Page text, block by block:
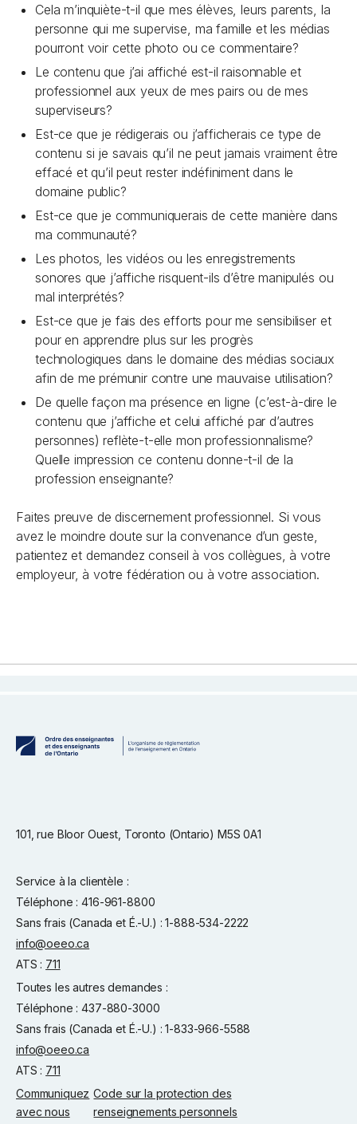
Cela m’inquiète-t-il que mes élèves, leurs parents, la
personne qui me supervise, ma famille et les médias
pourront voir cette photo ou ce commentaire?
Le contenu que j’ai affiché est-il raisonnable et
professionnel aux yeux de mes pairs ou de mes
superviseurs?
Est-ce que je rédigerais ou j’afficherais ce type de
contenu si je savais qu’il ne peut jamais vraiment être
effacé et qu’il peut rester indéfiniment dans le
domaine public?
Est-ce que je communiquerais de cette manière dans
ma communauté?
Les photos, les vidéos ou les enregistrements
sonores que j’affiche risquent-ils d’être manipulés ou
mal interprétés?
Est-ce que je fais des efforts pour me sensibiliser et
pour en apprendre plus sur les progrès
technologiques dans le domaine des médias sociaux
afin de me prémunir contre une mauvaise utilisation?
De quelle façon ma présence en ligne (c’est-à-dire le
contenu que j’affiche et celui affiché par d’autres
personnes) reflète-t-elle mon professionnalisme?
Quelle impression ce contenu donne-t-il de la
profession enseignante?
Faites preuve de discernement professionnel. Si vous
avez le moindre doute sur la convenance d’un geste,
patientez et demandez conseil à vos collègues, à votre
employeur, à votre fédération ou à votre association.
101, rue Bloor Ouest, Toronto (Ontario) M5S 0A1
Service à la clientèle :
Téléphone : 416-961-8800
Sans frais (Canada et É.-U.) : 1-888-534-2222
info@oeeo.ca
ATS : 711
Toutes les autres demandes :
Téléphone : 437-880-3000
Sans frais (Canada et É.-U.) : 1-833-966-5588
info@oeeo.ca
ATS : 711
Communiquez
avec nous
Code sur la protection des
renseignements personnels